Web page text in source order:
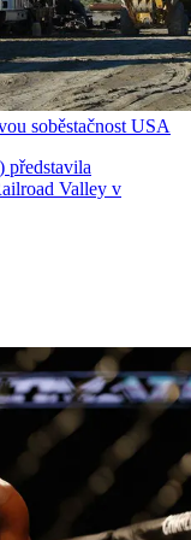
soběstačnost USA
představila
Valley v